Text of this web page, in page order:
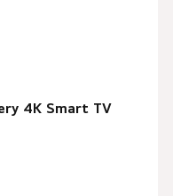
4K Smart TV